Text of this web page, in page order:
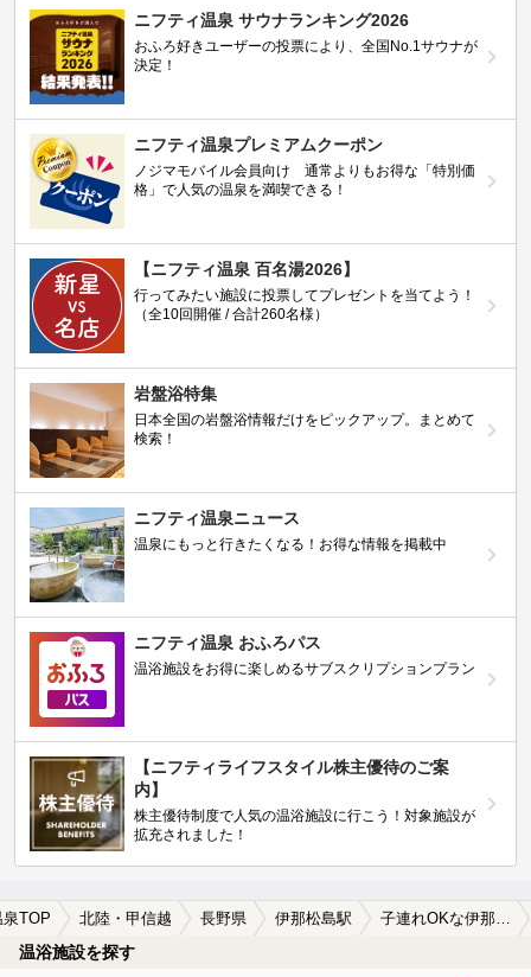
ニフティ温泉 サウナランキング2026
おふろ好きユーザーの投票により、全国No.1サウナが
決定！
ニフティ温泉プレミアムクーポン
ノジマモバイル会員向け 通常よりもお得な「特別価
格」で人気の温泉を満喫できる！
【ニフティ温泉 百名湯2026】
行ってみたい施設に投票してプレゼントを当てよう！
（全10回開催 / 合計260名様）
岩盤浴特集
日本全国の岩盤浴情報だけをピックアップ。まとめて
検索！
ニフティ温泉ニュース
温泉にもっと行きたくなる！お得な情報を掲載中
ニフティ温泉 おふろパス
温浴施設をお得に楽しめるサブスクリプションプラン
【ニフティライフスタイル株主優待のご案
内】
株主優待制度で人気の温浴施設に行こう！対象施設が
拡充されました！
泉TOP 北陸・甲信越 長野県 伊那松島駅 子連れOKな伊那松島駅近くの温泉、日帰り温泉、スーパー銭湯おすすめ
温浴施設を探す